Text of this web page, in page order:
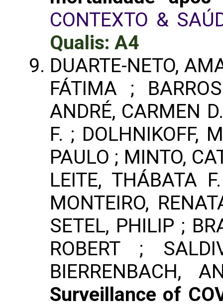
CONTEXTO &
Qualis: A4
DUARTE-NETO,
FÁTIMA ;
ANDRÉ, CARMEN
F. ; DOLHNIKOFF,
PAULO ; MINTO,
LEITE, THÁBATA
MONTEIRO,
SETEL, PHILIP ;
ROBERT ;
BIERRENBACH,
Surveillance of